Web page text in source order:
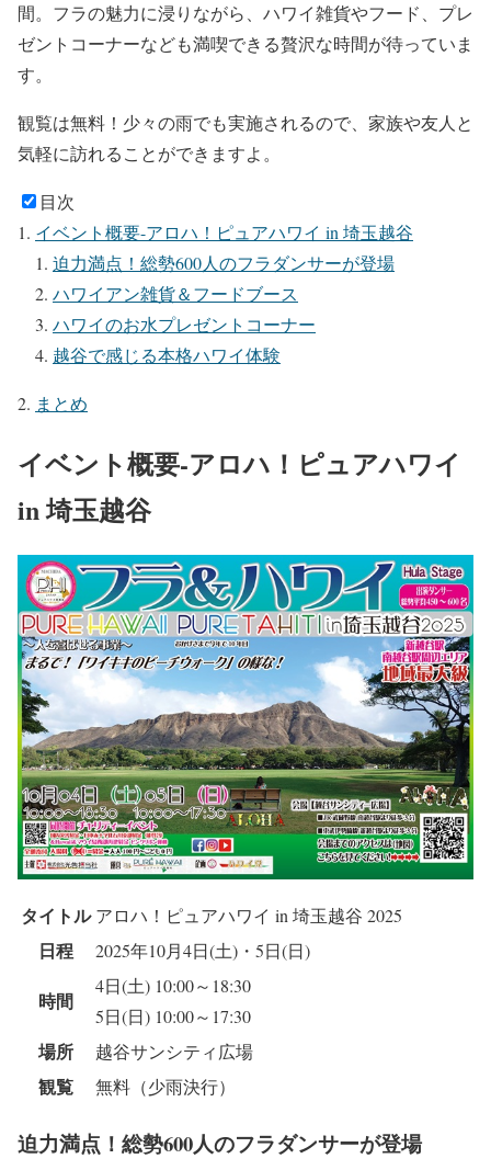
間。フラの魅力に浸りながら、ハワイ雑貨やフード、プレ
ゼントコーナーなども満喫できる贅沢な時間が待っていま
す。
観覧は無料！少々の雨でも実施されるので、家族や友人と
気軽に訪れることができますよ。
目次
イベント概要-アロハ！ピュアハワイ in 埼玉越谷
迫力満点！総勢600人のフラダンサーが登場
ハワイアン雑貨＆フードブース
ハワイのお水プレゼントコーナー
越谷で感じる本格ハワイ体験
まとめ
イベント概要-アロハ！ピュアハワイ
in 埼玉越谷
タイトル アロハ！ピュアハワイ in 埼玉越谷 2025
日程 2025年10月4日(土)・5日(日)
時間
4日(土) 10:00～18:30
5日(日) 10:00～17:30
場所 越谷サンシティ広場
観覧 無料（少雨決行）
迫力満点！総勢600人のフラダンサーが登場